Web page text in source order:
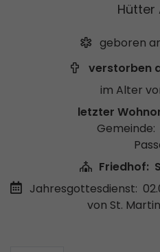
Hütter
geboren
verstorben
im Alter
letzter
Gemeinde:
Friedhof:
Jahresgottesdienst:
von St.